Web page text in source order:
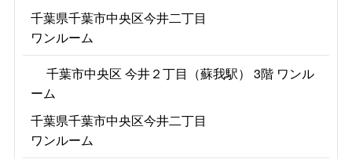
千葉県千葉市中央区今井二丁目
ワンルーム
千葉市中央区 今井２丁目（蘇我駅） 3階 ワンル
ーム
千葉県千葉市中央区今井二丁目
ワンルーム